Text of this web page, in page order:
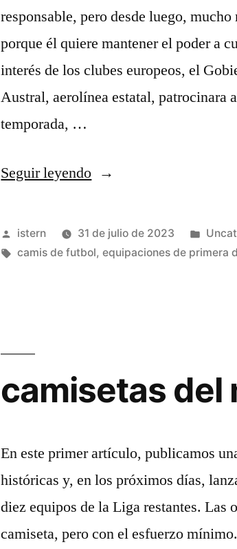
responsable, pero desde luego,
porque él quiere mantener el poder a
interés de los clubes europeos, el
Austral, aerolínea estatal, patrocinara
temporada, …
Seguir leyendo
opiniones»
Publicado
por
istern 31 de julio de 2023
en
Etiquetas:
camis de futbol,equipaciones de primera
camisetas del
En este primer artículo, publicamos
históricas y, en los próximos días,
diez equipos de la Liga restantes. Las
camiseta, pero con el esfuerzo